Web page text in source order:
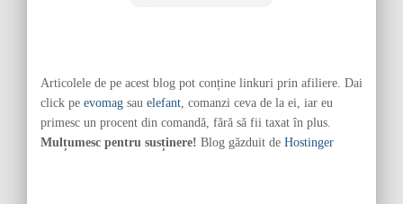
Articolele de pe acest blog pot conține linkuri prin afiliere. Dai
click pe evomag sau elefant, comanzi ceva de la ei, iar eu
primesc un procent din comandă, fără să fii taxat în plus.
Mulțumesc pentru susținere! Blog găzduit de Hostinger